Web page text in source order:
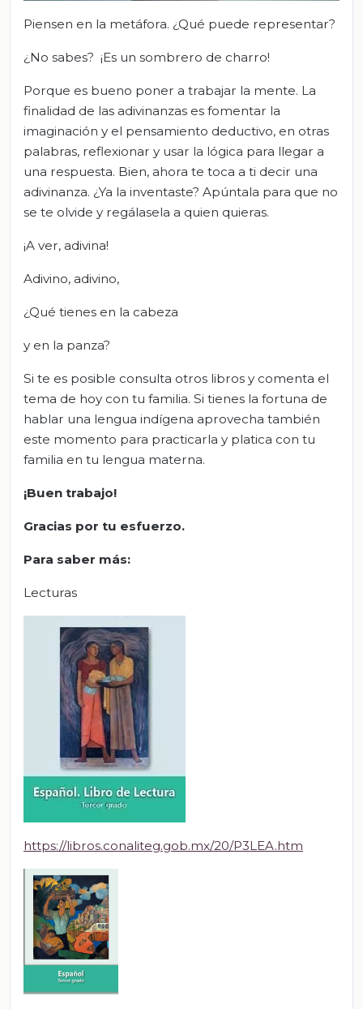
Piensen en la metáfora. ¿Qué puede representar?
¿No sabes? ¡Es un sombrero de charro!
Porque es bueno poner a trabajar la mente. La
finalidad de las adivinanzas es fomentar la
imaginación y el pensamiento deductivo, en otras
palabras, reflexionar y usar la lógica para llegar a
una respuesta. Bien, ahora te toca a ti decir una
adivinanza. ¿Ya la inventaste? Apúntala para que no
se te olvide y regálasela a quien quieras.
¡A ver, adivina!
Adivino, adivino,
¿Qué tienes en la cabeza
y en la panza?
Si te es posible consulta otros libros y comenta el
tema de hoy con tu familia. Si tienes la fortuna de
hablar una lengua indígena aprovecha también
este momento para practicarla y platica con tu
familia en tu lengua materna.
¡Buen trabajo!
Gracias por tu esfuerzo.
Para saber más:
Lecturas
https://libros.conaliteg.gob.mx/20/P3LEA.htm